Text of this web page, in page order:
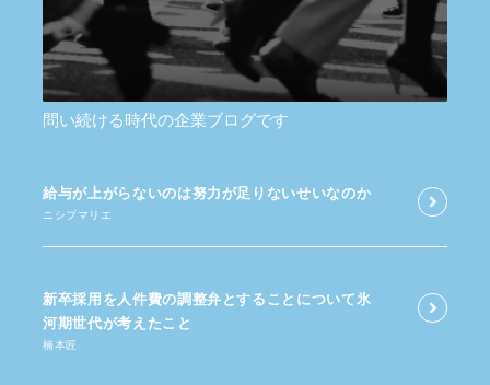
問い続ける時代の企業ブログです
給与が​上がらないのは​努力が​足りないせいなのか
ニシブマリエ
新卒採用を​人件費の​調整弁と​する​ことに​ついて​氷
河期世代が​考えた​こと
楠本匠